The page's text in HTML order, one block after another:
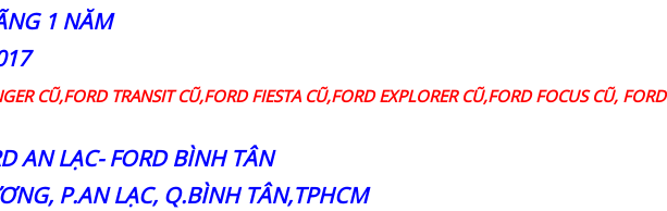
1 NĂM
CŨ,FORD TRANSIT CŨ,FORD FIESTA CŨ,FORD EXPLORER CŨ,FORD FOCUS CŨ, FORD
AN LẠC- FORD BÌNH TÂN
P.AN LẠC, Q.BÌNH TÂN,TPHCM